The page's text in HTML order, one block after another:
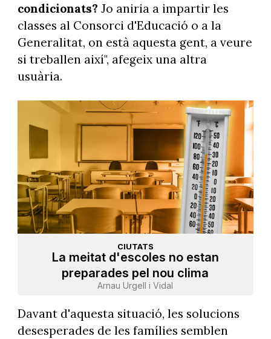
condicionats? Jo aniria a impartir les
classes al Consorci d'Educació o a la
Generalitat, on està aquesta gent, a veure
si treballen així", afegeix una altra
usuària.
CIUTATS
La meitat d'escoles no estan
preparades pel nou clima
Arnau Urgell i Vidal
Davant d'aquesta situació, les solucions
desesperades de les famílies semblen